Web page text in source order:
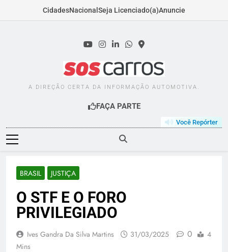
CidadesNacional Seja Licenciado(a)Anuncie
A DIREÇÃO CERTA DA INFORMAÇÃO AUTOMOTIVA.
FAÇA PARTE
Você Repórter
BRASIL JUSTIÇA
O STF E O FORO
PRIVILEGIADO
Ives Gandra Da Silva Martins 31/03/2025 0
4
Mins